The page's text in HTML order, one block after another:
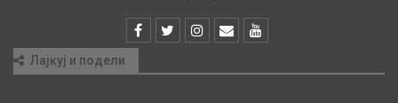
Лајкуј и подели